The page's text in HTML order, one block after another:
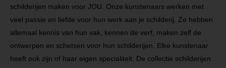
schilderijen maken voor JOU. Onze kunstenaars werken met
veel passie en liefde voor hun werk aan je schilderij. Ze hebben
allemaal kennis van hun vak, kennen de verf, maken zelf de
ontwerpen en schetsen voor hun schilderijen. Elke kunstenaar
heeft ook zijn of haar eigen specialiteit. De collectie schilderijen